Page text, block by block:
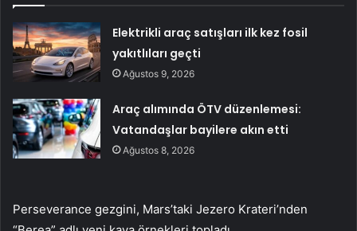
Elektrikli araç satışları ilk kez fosil
yakıtlıları geçti
Ağustos 9, 2026
Araç alımında ÖTV düzenlemesi:
Vatandaşlar bayilere akın etti
Ağustos 8, 2026
Perseverance gezgini, Mars’taki Jezero Krateri’nden